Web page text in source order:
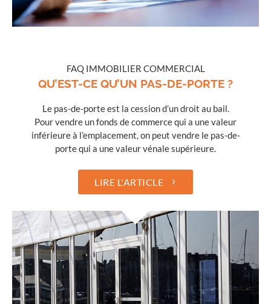
FAQ IMMOBILIER COMMERCIAL
QU’EST-CE QU’UN PAS-DE-PORTE ?
Le pas-de-porte est la cession d’un droit au bail.
Pour vendre un fonds de commerce qui a une valeur
inférieure à l’emplacement, on peut vendre le pas-de-
porte qui a une valeur vénale supérieure.
LIRE L'ARTICLE ›